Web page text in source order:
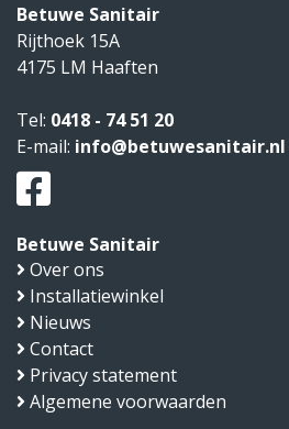
Betuwe Sanitair
Rijthoek 15A
4175 LM Haaften
Tel: 0418 - 74 51 20
E-mail: info@betuwesanitair.nl
Betuwe Sanitair
Over ons
Installatiewinkel
Nieuws
Contact
Privacy statement
Algemene voorwaarden